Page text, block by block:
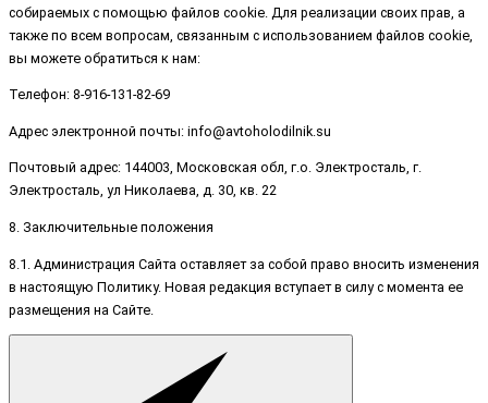
собираемых с помощью файлов cookie. Для реализации своих прав, а
также по всем вопросам, связанным с использованием файлов cookie,
вы можете обратиться к нам:
Телефон: 8-916-131-82-69
Адрес электронной почты: info@avtoholodilnik.su
Почтовый адрес: 144003, Московская обл, г.о. Электросталь, г.
Электросталь, ул Николаева, д. 30, кв. 22
8. Заключительные положения
8.1. Администрация Сайта оставляет за собой право вносить изменения
в настоящую Политику. Новая редакция вступает в силу с момента ее
размещения на Сайте.